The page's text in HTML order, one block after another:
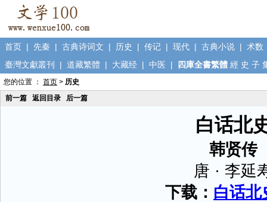
首页 | 先秦 | 古典诗词文 | 历史 | 传记 | 现代 | 古典小说 | 术数
臺灣文獻叢刊
| 道藏繁體 | 大藏经 | 中医 | 四庫全書繁體 經 史 子
您的位置 ： 首页 > 历史
前一篇
返回目录 后一篇
白话北
韩贤传
唐 · 李延
下载： 白话